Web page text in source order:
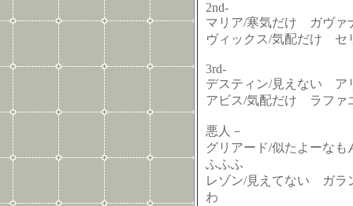
2nd-
マリア/寒気だけ ガヴ
ヴィックス/気配だけ セ
3rd-
デスティン/見えない
アビス/気配だけ ラファ
悪人－
グリアード/似たよーな
ふふふ
レゾン/見えてない ガラ
わ